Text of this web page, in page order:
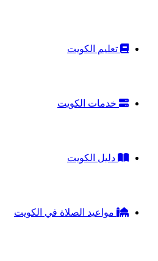
تعليم الكويت
خدمات الكويت
دليل الكويت
مواعيد الصلاة في الكويت